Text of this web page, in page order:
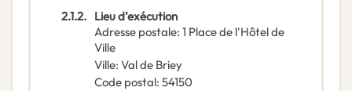
2.1.2. Lieu d’exécution
Adresse postale: 1 Place de l'Hôtel de
Ville
Ville: Val de Briey
Code postal: 54150